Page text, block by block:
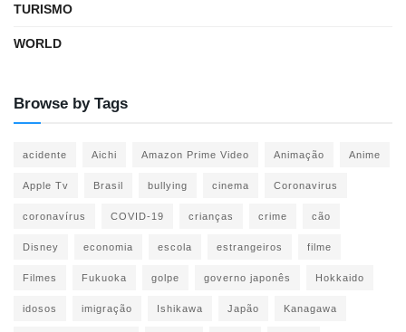
TURISMO
WORLD
Browse by Tags
acidente Aichi Amazon Prime Video Animação Anime
Apple Tv Brasil bullying cinema Coronavirus
coronavírus COVID-19 crianças crime cão
Disney economia escola estrangeiros filme
Filmes Fukuoka golpe governo japonês Hokkaido
idosos imigração Ishikawa Japão Kanagawa